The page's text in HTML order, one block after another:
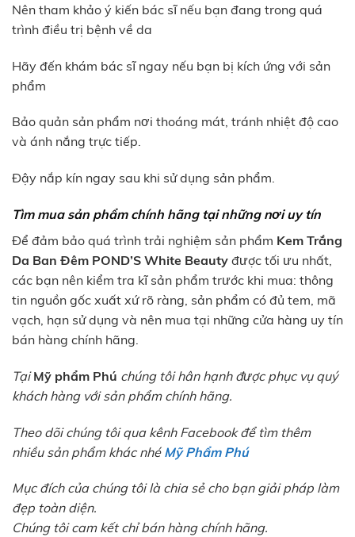
Nên tham khảo ý kiến bác sĩ nếu bạn đang trong quá
trình điều trị bệnh về da
Hãy đến khám bác sĩ ngay nếu bạn bị kích ứng với sản
phẩm
Bảo quản sản phẩm nơi thoáng mát, tránh nhiệt độ cao
và ánh nắng trực tiếp.
Đậy nắp kín ngay sau khi sử dụng sản phẩm.
Tìm mua sản phẩm chính hãng tại những nơi uy tín
Để đảm bảo quá trình trải nghiệm sản phẩm Kem Trắng
Da Ban Đêm POND’S White Beauty được tối ưu nhất,
các bạn nên kiểm tra kĩ sản phẩm trước khi mua: thông
tin nguồn gốc xuất xứ rõ ràng, sản phẩm có đủ tem, mã
vạch, hạn sử dụng và nên mua tại những cửa hàng uy tín
bán hàng chính hãng.
TạiMỹ phẩm Phú chúng tôi hân hạnh được phục vụ quý
khách hàng với sản phẩm chính hãng.
Theo dõi chúng tôi qua kênh Facebook để tìm thêm
nhiều sản phẩm khác nhé Mỹ Phẩm Phú
Mục đích của chúng tôi là chia sẻ cho bạn giải pháp làm
đẹp toàn diện.
Chúng tôi cam kết chỉ bán hàng chính hãng.